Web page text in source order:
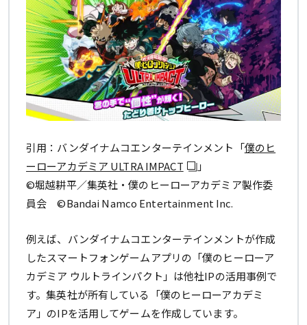
引用：バンダイナムコエンターテインメント「僕のヒ
ーローアカデミア ULTRA IMPACT
」
©堀越耕平／集英社・僕のヒーローアカデミア製作委
員会 ©Bandai Namco Entertainment Inc.
例えば、バンダイナムコエンターテインメントが作成
したスマートフォンゲームアプリの「僕のヒーローア
カデミア ウルトラインパクト」は他社IPの活用事例で
す。集英社が所有している「僕のヒーローアカデミ
ア」のIPを活用してゲームを作成しています。